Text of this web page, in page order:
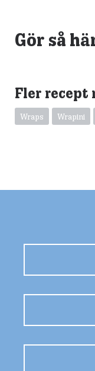
Gör så
Fler recept
Wraps Wrapini